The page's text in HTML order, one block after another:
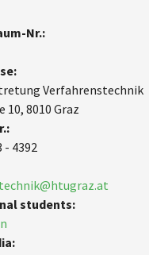
Nr.:
Verfahrenstechnik
10, 8010 Graz
- 4392
students: